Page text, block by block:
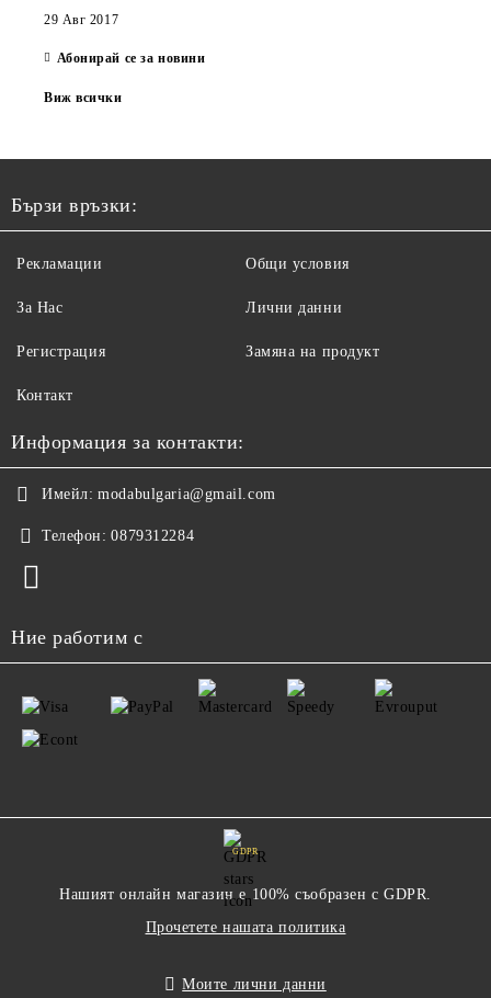
29 Авг 2017
Абонирай се за новини
Виж всички
Бързи връзки:
Рекламации
За Нас
Регистрация
Контакт
Общи условия
Лични данни
Замяна на продукт
Информация за контакти:
Имейл: modabulgaria@gmail.com
Телефон: 0879312284
Ние работим с
GDPR
Нашият онлайн магазин е 100% съобразен с GDPR.
Прочетете нашата политика
Моите лични данни